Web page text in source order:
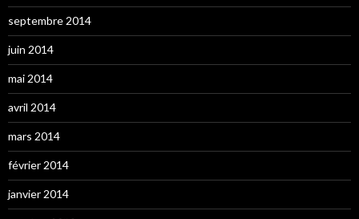
septembre 2014
juin 2014
mai 2014
avril 2014
mars 2014
février 2014
janvier 2014